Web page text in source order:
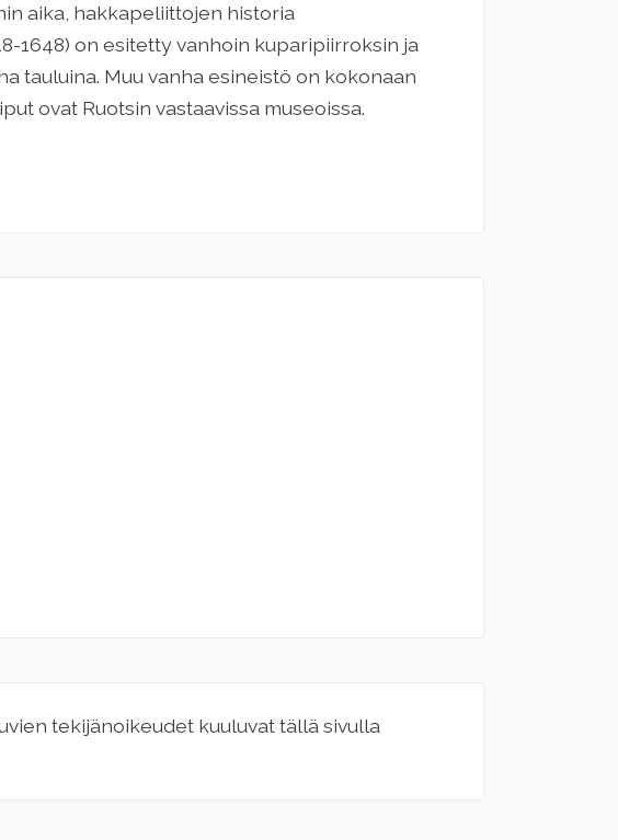
aika, hakkapeliittojen historia
1648) on esitetty vanhoin kuparipiirroksin ja
tauluina. Muu vanha esineistö on kokonaan
ovat Ruotsin vastaavissa museoissa.
tekijänoikeudet kuuluvat tällä sivulla